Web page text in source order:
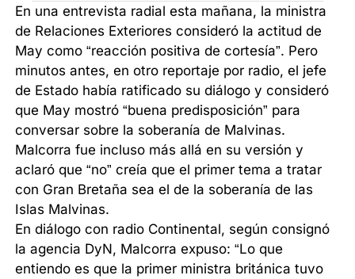
En una entrevista radial esta mañana, la ministra
de Relaciones Exteriores consideró la actitud de
May como “reacción positiva de cortesía”. Pero
minutos antes, en otro reportaje por radio, el jefe
de Estado había ratificado su diálogo y consideró
que May mostró “buena predisposición” para
conversar sobre la soberanía de Malvinas.
Malcorra fue incluso más allá en su versión y
aclaró que “no” creía que el primer tema a tratar
con Gran Bretaña sea el de la soberanía de las
Islas Malvinas.
En diálogo con radio Continental, según consignó
la agencia DyN, Malcorra expuso: “Lo que
entiendo es que la primer ministra británica tuvo